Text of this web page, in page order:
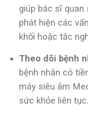
giúp bác sĩ
phát hiện các
khối hoặc tắc
Theo dõi bệnh
bệnh nhân có
máy siêu âm
sức khỏe liên tục.